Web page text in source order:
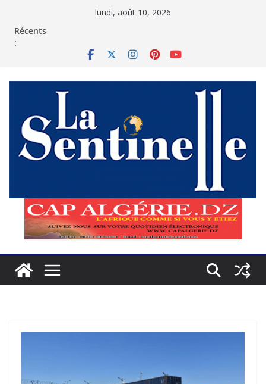
lundi, août 10, 2026
Récents
: